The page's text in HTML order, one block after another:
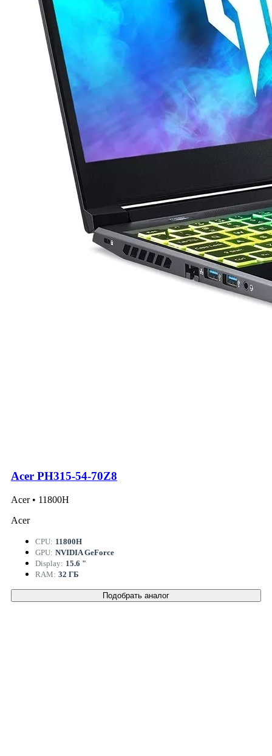
Acer PH315-54-70Z8
Acer • 11800H
Acer
CPU: 11800H
GPU: NVIDIA GeForce
Display: 15.6 "
RAM: 32 ГБ
Подобрать аналог